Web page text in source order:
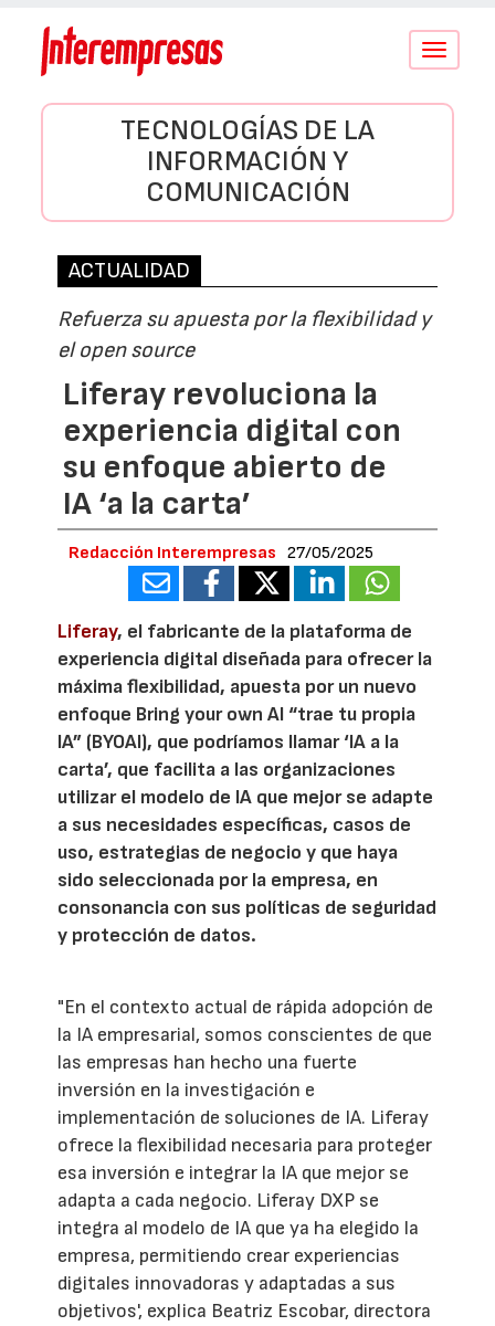
Conmutar
TECNOLOGÍAS DE LA
INFORMACIÓN Y
COMUNICACIÓN
ACTUALIDAD
Refuerza su apuesta por la flexibilidad y
el open source
Liferay revoluciona la
experiencia digital con
su enfoque abierto de
IA ‘a la carta’
Redacción Interempresas 27/05/2025
Liferay, el fabricante de la plataforma de
experiencia digital diseñada para ofrecer la
máxima flexibilidad, apuesta por un nuevo
enfoque Bring your own AI “trae tu propia
IA” (BYOAI), que podríamos llamar ‘IA a la
carta’, que facilita a las organizaciones
utilizar el modelo de IA que mejor se adapte
a sus necesidades específicas, casos de
uso, estrategias de negocio y que haya
sido seleccionada por la empresa, en
consonancia con sus políticas de seguridad
y protección de datos.
"En el contexto actual de rápida adopción de
la IA empresarial, somos conscientes de que
las empresas han hecho una fuerte
inversión en la investigación e
implementación de soluciones de IA. Liferay
ofrece la flexibilidad necesaria para proteger
esa inversión e integrar la IA que mejor se
adapta a cada negocio. Liferay DXP se
integra al modelo de IA que ya ha elegido la
empresa, permitiendo crear experiencias
digitales innovadoras y adaptadas a sus
objetivos', explica Beatriz Escobar, directora